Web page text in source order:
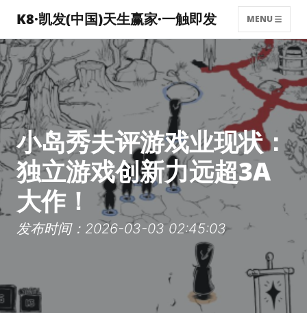
K8·凯发(中国)天生赢家·一触即发 MENU
小岛秀夫评游戏业现状：
独立游戏创新力远超3A
大作！
发布时间：2026-03-03 02:45:03